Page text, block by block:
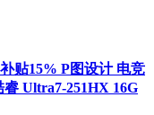
贴15% P图设计 电竞
Ultra7-251HX 16G